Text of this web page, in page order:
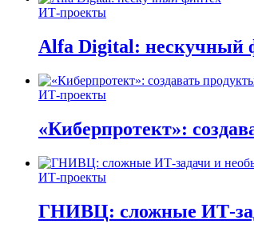
ИТ-проекты
Alfa Digital: нескучный
ИТ-проекты
«Киберпротект»:
ИТ-проекты
ГНИВЦ: сложные